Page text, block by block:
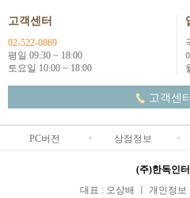
고객센터
02-522-0869
평일 09:30 ~ 18:00
토요일 10:00 ~ 18:00
고객센
PC버전 상점정보
(주)한독인
대표 : 오상배 ㅣ 개인정보